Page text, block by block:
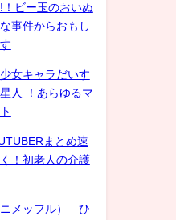
！ビー玉のおいぬ
事件からおもし
女キャラだいす
人 ！あらゆるマ
まとめ速
！初老人の介護
ニメッフル） ひ